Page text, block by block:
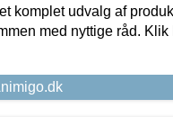
komplet udvalg af
med nyttige råd. Klik